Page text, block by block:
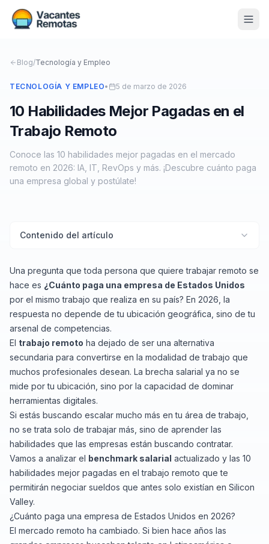
Vacantes
Blog
Nosotros
Contacto
Calculadora Freelance Gratis
Blog/Tecnología y Empleo
TECNOLOGÍA Y EMPLEO• 5 de marzo de 2026
10 Habilidades Mejor Pagadas en el
Trabajo Remoto
Conoce las 10 habilidades mejor pagadas en el mercado
remoto en 2026: IA, IT, RevOps y más. ¡Descubre cuánto paga
una empresa global y postúlate!
Contenido del artículo
Una pregunta que toda persona que quiere trabajar remoto se
hace es ¿Cuánto paga una empresa de Estados Unidos
por el mismo trabajo que realiza en su país? En 2026, la
respuesta no depende de tu ubicación geográfica, sino de tu
arsenal de competencias.
El trabajo remoto ha dejado de ser una alternativa
secundaria para convertirse en la modalidad de trabajo que
muchos profesionales desean. La brecha salarial ya no se
mide por tu ubicación, sino por la capacidad de dominar
herramientas digitales.
Si estás buscando escalar mucho más en tu área de trabajo,
no se trata solo de trabajar más, sino de aprender las
habilidades que las empresas están buscando contratar.
Vamos a analizar el benchmark salarial actualizado y las 10
habilidades mejor pagadas en el trabajo remoto que te
permitirán negociar sueldos que antes solo existían en Silicon
Valley.
¿Cuánto paga una empresa de Estados Unidos en 2026?
El mercado remoto ha cambiado. Si bien hace años las